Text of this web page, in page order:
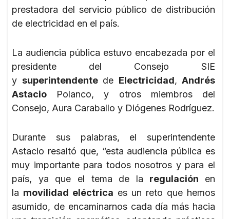
prestadora del servicio público de distribución
de electricidad en el país.
La audiencia pública estuvo encabezada por el
presidente del Consejo SIE
y superintendentede Electricidad, Andrés
Astacio Polanco, y otros miembros del
Consejo, Aura Caraballo y Diógenes Rodríguez.
Durante sus palabras, el superintendente
Astacio resaltó que, “esta audiencia pública es
muy importante para todos nosotros y para el
país, ya que el tema de la regulación en
la movilidad eléctrica es un reto que hemos
asumido, de encaminarnos cada día más hacia